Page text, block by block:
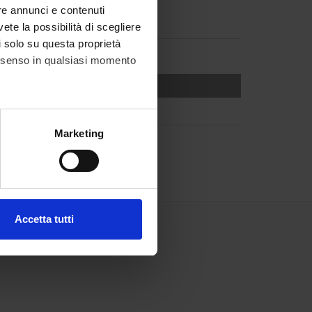
annunci e contenuti
la possibilità di scegliere
su questa proprietà
in qualsiasi momento
metro,Marketing
Accetta tutti